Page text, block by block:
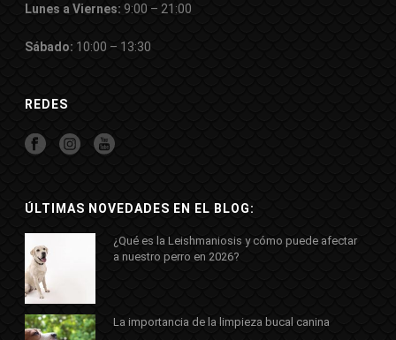
Lunes a Viernes:9:00 – 21:00
Sábado: 10:00 – 13:30
REDES
ÚLTIMAS NOVEDADES EN EL BLOG:
¿Qué es la Leishmaniosis y cómo puede afectar
a nuestro perro en 2026?
La importancia de la limpieza bucal canina